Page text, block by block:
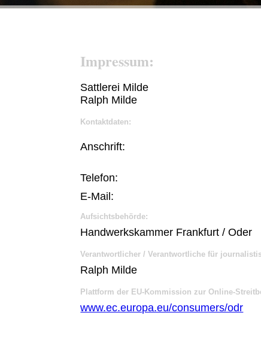
Impressum:
Sattlerei Milde
Ralph Milde
Kontaktdaten:
Anschrift:
Telefon:
E-Mail:
Aufsichtsbehörde:
Handwerkskammer Frankfurt / Oder
Verantwortlicher / Verantwortliche für
Ralph Milde
Plattform der EU-Kommission zur Online-
www.ec.europa.eu/consumers/odr